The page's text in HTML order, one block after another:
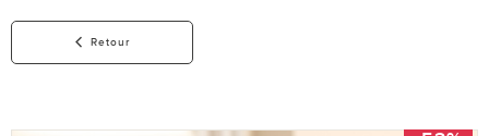
Retour